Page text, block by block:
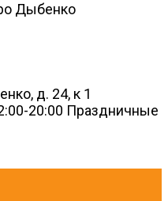
Дыбенко
д. 24, к 1
20:00 Праздничные